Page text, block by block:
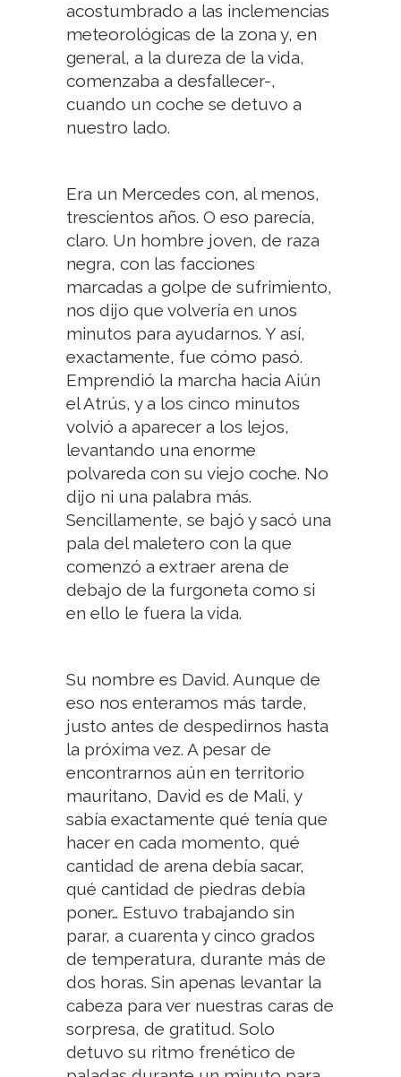
acostumbrado a las inclemencias
meteorológicas de la zona y, en
general, a la dureza de la vida,
comenzaba a desfallecer-,
cuando un coche se detuvo a
nuestro lado.
Era un Mercedes con, al menos,
trescientos años. O eso parecía,
claro. Un hombre joven, de raza
negra, con las facciones
marcadas a golpe de sufrimiento,
nos dijo que volvería en unos
minutos para ayudarnos. Y así,
exactamente, fue cómo pasó.
Emprendió la marcha hacia Aiún
el Atrús, y a los cinco minutos
volvió a aparecer a los lejos,
levantando una enorme
polvareda con su viejo coche. No
dijo ni una palabra más.
Sencillamente, se bajó y sacó una
pala del maletero con la que
comenzó a extraer arena de
debajo de la furgoneta como si
en ello le fuera la vida.
Su nombre es David. Aunque de
eso nos enteramos más tarde,
justo antes de despedirnos hasta
la próxima vez. A pesar de
encontrarnos aún en territorio
mauritano, David es de Mali, y
sabía exactamente qué tenía que
hacer en cada momento, qué
cantidad de arena debía sacar,
qué cantidad de piedras debía
poner… Estuvo trabajando sin
parar, a cuarenta y cinco grados
de temperatura, durante más de
dos horas. Sin apenas levantar la
cabeza para ver nuestras caras de
sorpresa, de gratitud. Solo
detuvo su ritmo frenético de